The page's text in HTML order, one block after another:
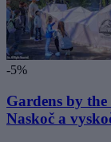
-5%
Gardens by
Naskoč a